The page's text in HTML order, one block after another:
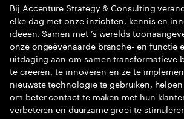
Bij Accenture Strategy & Consulting
elke dag met onze inzichten, kennis en
ideeën. Samen met ’s werelds
onze ongeëvenaarde branche- en functie
uitdaging aan om samen transformatieve
te creëren, te innoveren en ze te
nieuwste technologie te gebruiken,
om beter contact te maken met hun
verbeteren en duurzame groei te